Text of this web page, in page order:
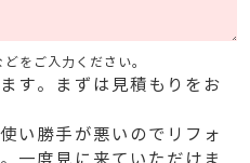
をご入力ください。
す。まずは見積もりをお
い勝手が悪いのでリフォ